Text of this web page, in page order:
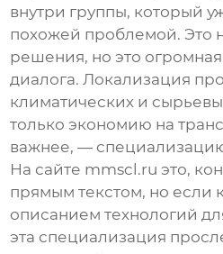
внутри группы, который
похожей проблемой. Это
решения, но это огромная
диалога. Локализация
климатических и
только экономию на
важнее, —
На сайте mmscl.ru это,
прямым текстом, но если
описанием технологий
эта специализация